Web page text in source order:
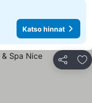
Katso hinnat
Jaa